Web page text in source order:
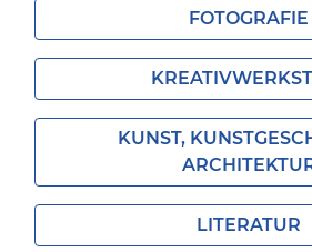
FOTOGRAFIE
KUNST,
LITERATUR